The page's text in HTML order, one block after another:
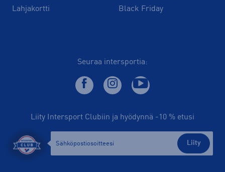
Lahjakortti
Black Friday
Seuraa intersportia:
Liity Intersport Clubiin ja hyödynnä -10 % etusi
Liity